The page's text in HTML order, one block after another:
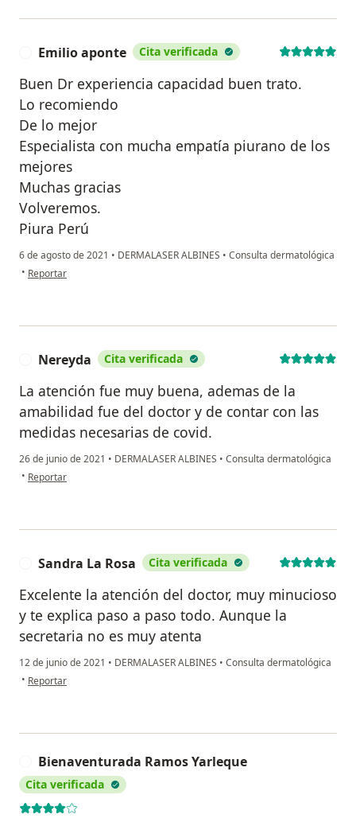
Emilio aponte Cita verificada
Buen Dr experiencia capacidad buen trato.
Lo recomiendo
De lo mejor
Especialista con mucha empatía piurano de los
mejores
Muchas gracias
Volveremos.
Piura Perú
6 de agosto de 2021 • DERMALASER ALBINES • Consulta dermatológica
• en opinión del usuario Emilio aponte
Reportar
Nereyda Cita verificada
La atención fue muy buena, ademas de la
amabilidad fue del doctor y de contar con las
medidas necesarias de covid.
26 de junio de 2021 • DERMALASER ALBINES • Consulta dermatológica
• en opinión del usuario Nereyda
Reportar
Sandra La Rosa Cita verificada
Excelente la atención del doctor, muy minucioso
y te explica paso a paso todo. Aunque la
secretaria no es muy atenta
12 de junio de 2021 • DERMALASER ALBINES • Consulta dermatológica
• en opinión del usuario Sandra La Rosa
Reportar
Bienaventurada Ramos Yarleque
Cita verificada